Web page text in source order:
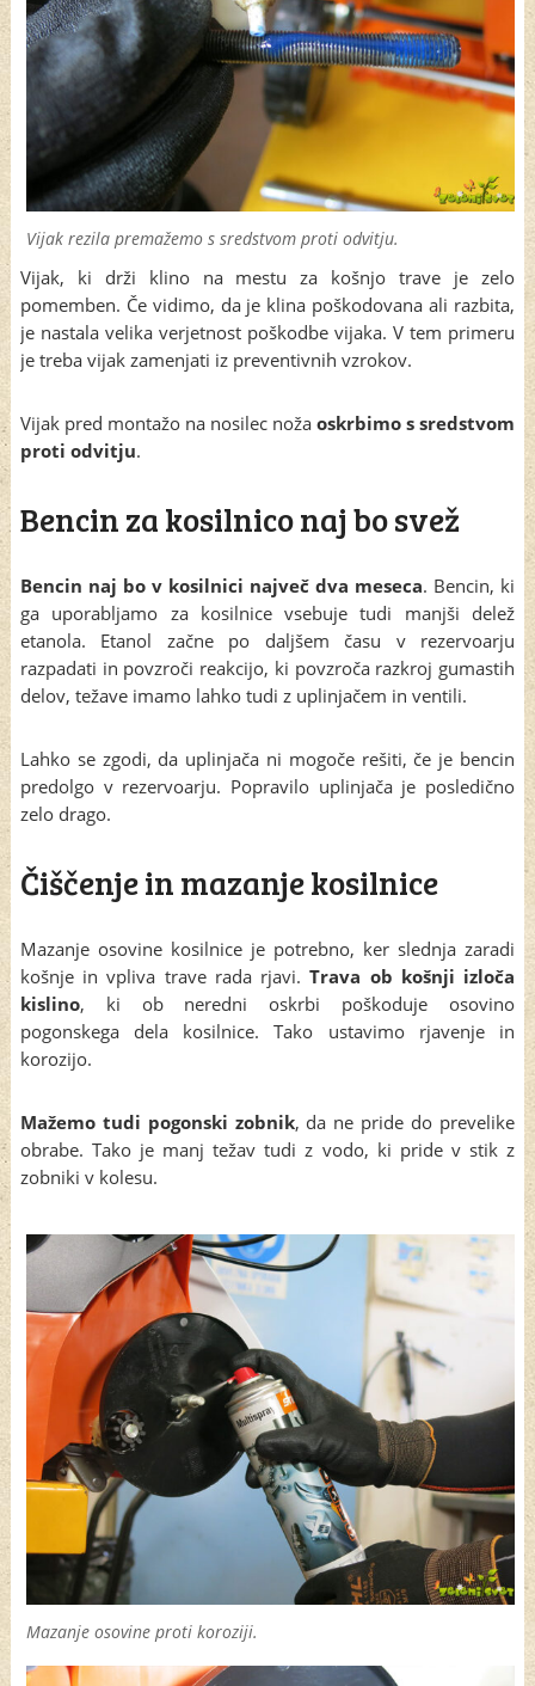
Vijak rezila premažemo s sredstvom proti odvitju.
Vijak, ki drži klino na mestu za košnjo trave je zelo
pomemben. Če vidimo, da je klina poškodovana ali razbita,
je nastala velika verjetnost poškodbe vijaka. V tem primeru
je treba vijak zamenjati iz preventivnih vzrokov.
Vijak pred montažo na nosilec nožaoskrbimo s sredstvom
proti odvitju.
Bencin za kosilnico naj bo svež
Bencin naj bo v kosilnici največ dva meseca. Bencin, ki
ga uporabljamo za kosilnice vsebuje tudi manjši delež
etanola. Etanol začne po daljšem času v rezervoarju
razpadati in povzroči reakcijo, ki povzroča razkroj gumastih
delov, težave imamo lahko tudi z uplinjačem in ventili.
Lahko se zgodi, da uplinjača ni mogoče rešiti, če je bencin
predolgo v rezervoarju. Popravilo uplinjača je posledično
zelo drago.
Čiščenje in mazanje kosilnice
Mazanje osovine kosilnice je potrebno, ker slednja zaradi
košnje in vpliva trave rada rjavi.Trava ob košnji izloča
kislino, ki ob neredni oskrbi poškoduje osovino
pogonskega dela kosilnice. Tako ustavimo rjavenje in
korozijo.
Mažemo tudi pogonski zobnik, da ne pride do prevelike
obrabe. Tako je manj težav tudi z vodo, ki pride v stik z
zobniki v kolesu.
Mazanje osovine proti koroziji.